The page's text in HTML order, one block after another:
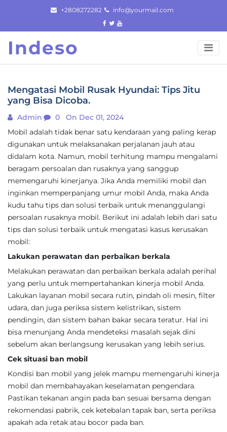
content
+2808272282 info@yourmail.com
Indeso
Mengatasi Mobil Rusak Hyundai: Tips Jitu
yang Bisa Dicoba.
Admin 0
On Dec 01, 2024
Mobil adalah tidak benar satu kendaraan yang paling kerap
digunakan untuk melaksanakan perjalanan jauh atau
didalam kota. Namun, mobil terhitung mampu mengalami
beragam persoalan dan rusaknya yang sanggup
memengaruhi kinerjanya. Jika Anda memiliki mobil dan
inginkan memperpanjang umur mobil Anda, maka Anda
kudu tahu tips dan solusi terbaik untuk menanggulangi
persoalan rusaknya mobil. Berikut ini adalah lebih dari satu
tips dan solusi terbaik untuk mengatasi kasus kerusakan
mobil:
Lakukan perawatan dan perbaikan berkala
Melakukan perawatan dan perbaikan berkala adalah perihal
yang perlu untuk mempertahankan kinerja mobil Anda.
Lakukan layanan mobil secara rutin, pindah oli mesin, filter
udara, dan juga periksa sistem kelistrikan, sistem
pendingin, dan sistem bahan bakar secara teratur. Hal ini
bisa menunjang Anda mendeteksi masalah sejak dini
sebelum akan berlangsung kerusakan yang lebih serius.
Cek situasi ban mobil
Kondisi ban mobil yang jelek mampu memengaruhi kinerja
mobil dan membahayakan keselamatan pengendara.
Pastikan tekanan angin pada ban sesuai bersama dengan
rekomendasi pabrik, cek ketebalan tapak ban, serta periksa
apakah ada retak atau bocor pada ban.